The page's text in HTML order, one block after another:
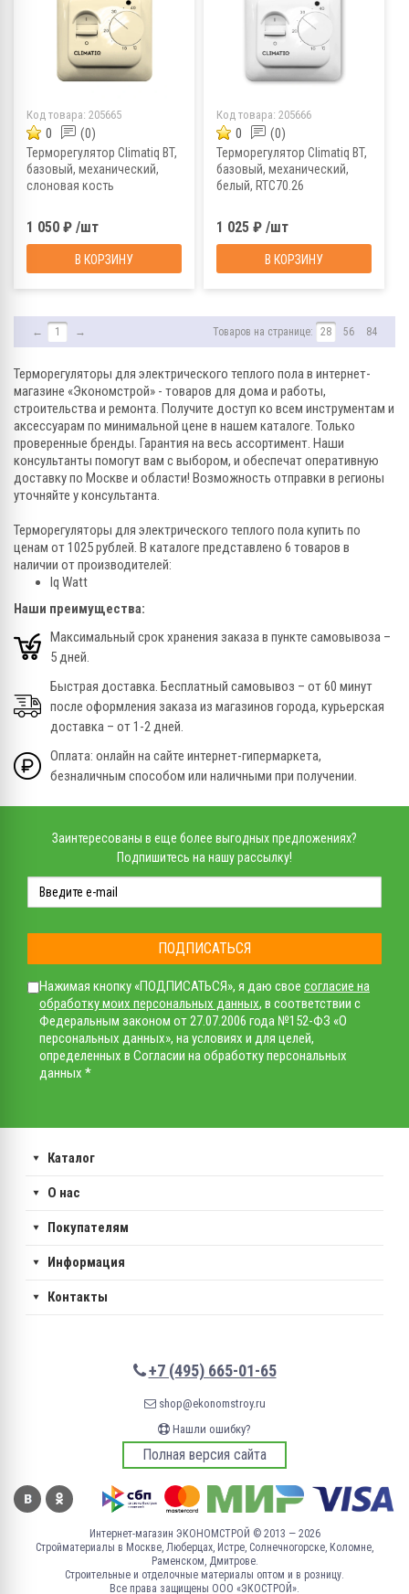
Код товара: 205665
0 (0)
Терморегулятор Climatiq BT,
базовый, механический,
слоновая кость
1 050 ₽ /шт
В КОРЗИНУ
Код товара: 205666
0 (0)
Терморегулятор Climatiq BT,
базовый, механический,
белый, RTC70.26
1 025 ₽ /шт
В КОРЗИНУ
← 1 → Товаров на странице: 28 56 84
Терморегуляторы для электрического теплого пола в интернет-
магазине «Экономстрой» - товаров для дома и работы,
строительства и ремонта. Получите доступ ко всем инструментам и
аксессуарам по минимальной цене в нашем каталоге. Только
проверенные бренды. Гарантия на весь ассортимент. Наши
консультанты помогут вам с выбором, и обеспечат оперативную
доставку по Москве и области! Возможность отправки в регионы
уточняйте у консультанта.
Терморегуляторы для электрического теплого пола купить по
ценам от 1025 рублей. В каталоге представлено 6 товаров в
наличии от производителей:
Iq Watt
Наши преимущества:
Максимальный срок хранения заказа в пункте самовывоза –
5 дней.
Быстрая доставка. Бесплатный самовывоз – от 60 минут
после оформления заказа из магазинов города, курьерская
доставка – от 1-2 дней.
Оплата: онлайн на сайте интернет-гипермаркета,
безналичным способом или наличными при получении.
Заинтересованы в еще более выгодных предложениях?
Подпишитесь на нашу рассылку!
ПОДПИСАТЬСЯ
Нажимая кнопку «ПОДПИСАТЬСЯ», я даю свое согласие на
обработку моих персональных данных, в соответствии с
Федеральным законом от 27.07.2006 года №152-ФЗ «О
персональных данных», на условиях и для целей,
определенных в Согласии на обработку персональных
данных *
Каталог
О нас
Покупателям
Информация
Контакты
+7 (495) 665-01-65
shop@ekonomstroy.ru
Нашли ошибку?
Полная версия сайта
Интернет-магазин ЭКОНОМСТРОЙ © 2013 — 2026
Стройматериалы в Москве, Люберцах, Истре, Солнечногорске, Коломне,
Раменском, Дмитрове.
Строительные и отделочные материалы оптом и в розницу.
Все права защищены ООО «ЭКОСТРОЙ».